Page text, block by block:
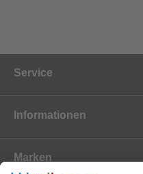
Service
Informationen
Marken